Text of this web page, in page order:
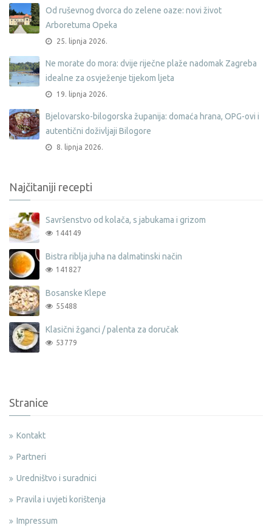
Od ruševnog dvorca do zelene oaze: novi život
Arboretuma Opeka
25. lipnja 2026.
Ne morate do mora: dvije riječne plaže nadomak Zagreba
idealne za osvježenje tijekom ljeta
19. lipnja 2026.
Bjelovarsko-bilogorska županija: domaća hrana, OPG-ovi i
autentični doživljaji Bilogore
8. lipnja 2026.
Najčitaniji recepti
Savršenstvo od kolača, s jabukama i grizom
144149
Bistra riblja juha na dalmatinski način
141827
Bosanske Klepe
55488
Klasični žganci / palenta za doručak
53779
Stranice
Kontakt
Partneri
Uredništvo i suradnici
Pravila i uvjeti korištenja
Impressum